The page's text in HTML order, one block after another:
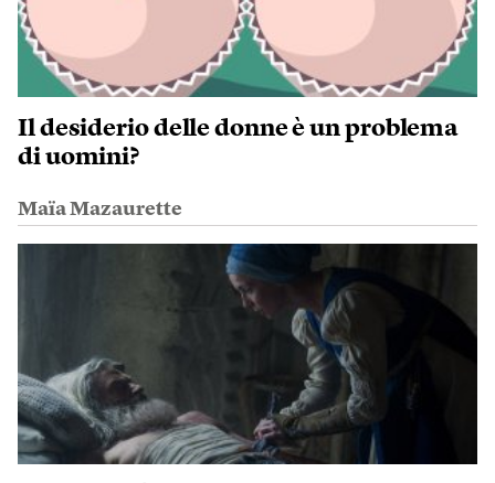
Il desiderio delle donne è un problema
di uomini?
Maïa Mazaurette